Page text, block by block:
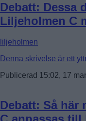
Debatt: Dessa
Liljeholmen C
liljeholmen
Denna skrivelse är ett
Publicerad 15:02, 17
Debatt: Så här